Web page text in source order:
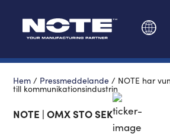
Hem / Pressmeddelande / NOTE har
till kommunikationsindustrin
NOTE | OMX STO SEK